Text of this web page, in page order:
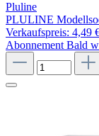
Pluline
PLULINE
Verkaufspreis: 4,49
Abonnement Bald